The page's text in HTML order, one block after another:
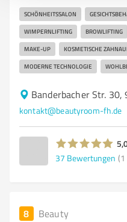
SCHÖNHEITSSALON
WIMPERNLIFTING BROWLIFTING
MAKE-UP KOSMETISCHE
MODERNE TECHNOLOGIE
Banderbacher Str.
kontakt@beautyroom-fh.de
37 Bewertungen (1
8 Beauty